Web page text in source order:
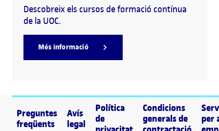
Descobreix els cursos de formació contínua
de la UOC.
Més informació
Preguntes
freqüents
Avís
legal
Política
de
Condicions
generals de per